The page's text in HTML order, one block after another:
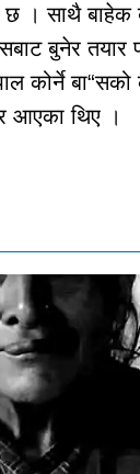
छ । साथै बाहेक
बुनेर तयार
कोर्ने बा“सको
आएका थिए ।